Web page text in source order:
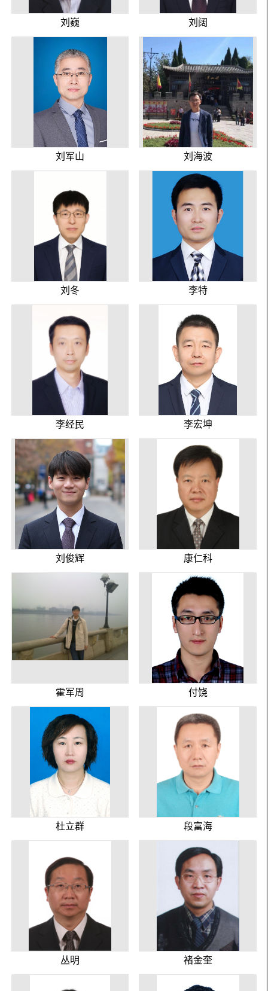
刘巍 刘阔
刘军山 刘海波
刘冬 李特
李经民 李宏坤
刘俊辉 康仁科
霍军周 付饶
杜立群 段富海
丛明 褚金奎